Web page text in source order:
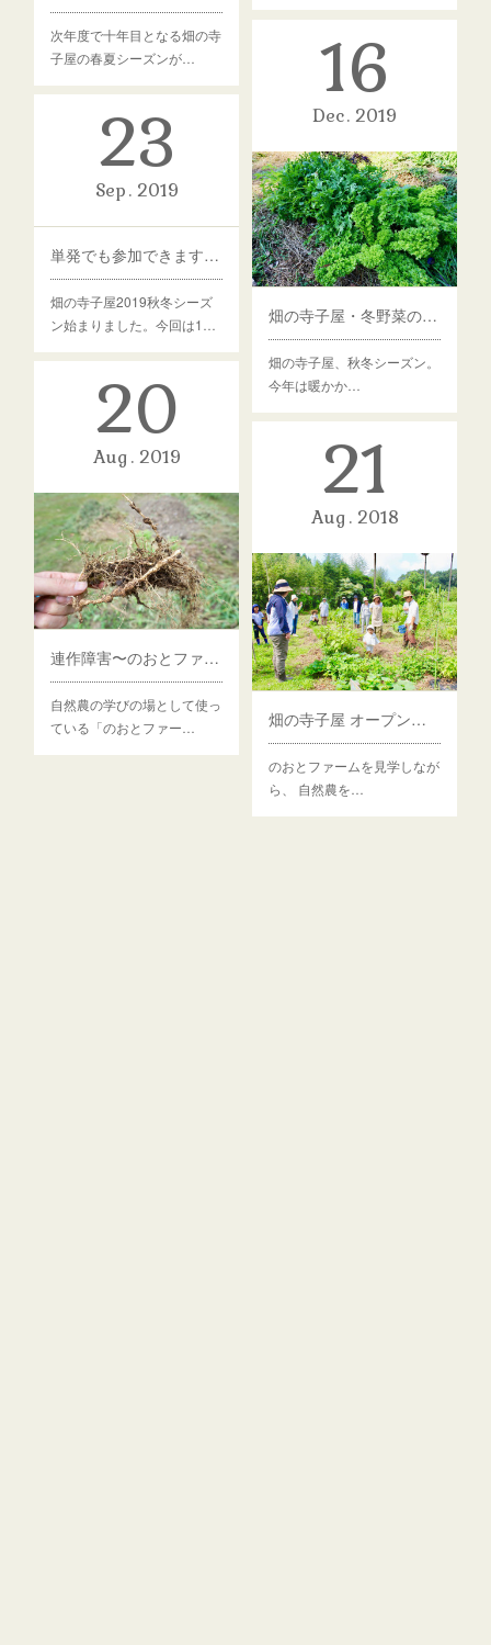
次年度で十年目となる畑の寺
子屋の春夏シーズンが…
16
Dec 2019
畑の寺子屋・冬野菜の収穫
畑の寺子屋、秋冬シーズン。
今年は暖かか…
23
Sep 2019
単発でも参加できます♪畑の寺子屋2019秋冬シーズン。
畑の寺子屋2019秋冬シーズ
ン始まりました。今回は1…
20
Aug 2019
連作障害〜のおとファームの課題と対策について①〜
自然農の学びの場として使っ
ている「のおとファー…
21
Aug 2018
畑の寺子屋 オープンデイ のご案内
のおとファームを見学しなが
ら、 自然農を…